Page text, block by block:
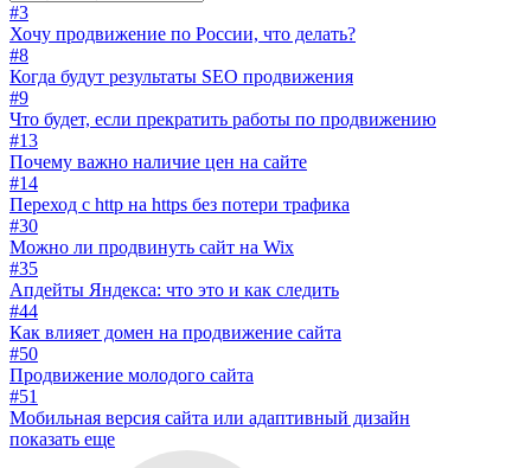
#3
Хочу продвижение по России, что делать?
#8
Когда будут результаты SEO продвижения
#9
Что будет, если прекратить работы по продвижению
#13
Почему важно наличие цен на сайте
#14
Переход с http на https без потери трафика
#30
Можно ли продвинуть сайт на Wix
#35
Апдейты Яндекса: что это и как следить
#44
Как влияет домен на продвижение сайта
#50
Продвижение молодого сайта
#51
Мобильная версия сайта или адаптивный дизайн
показать еще